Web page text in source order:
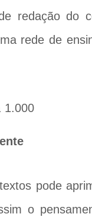
redação do
rede de
1.000
pode
o